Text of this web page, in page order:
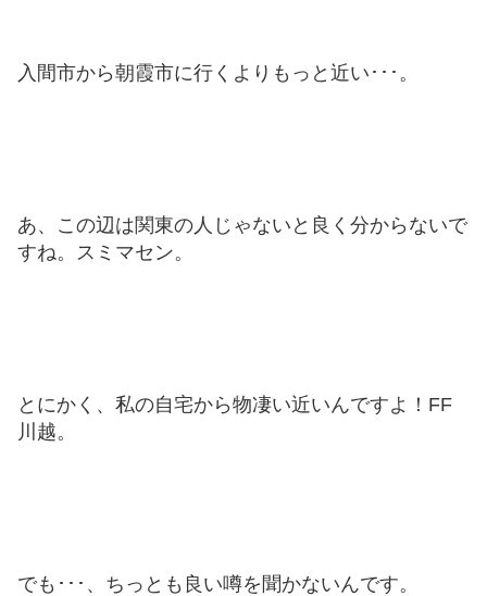
入間市から朝霞市に行くよりもっと近い･･･。
あ、この辺は関東の人じゃないと良く分からないで
すね。スミマセン。
とにかく、私の自宅から物凄い近いんですよ！FF
川越。
でも･･･、ちっとも良い噂を聞かないんです。